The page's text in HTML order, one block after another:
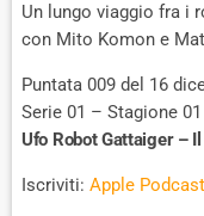
Un lungo viaggio fra i
con Mito Komon e
Puntata 009 del 16
Serie 01 – Stagione
Ufo Robot Gattaiger –
Iscriviti: Apple